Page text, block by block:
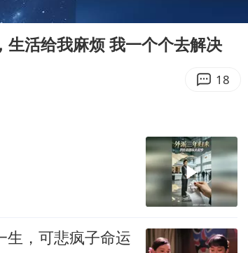
轨后续
活给我麻烦 我一个个去解决
18
生，可悲疯子命运